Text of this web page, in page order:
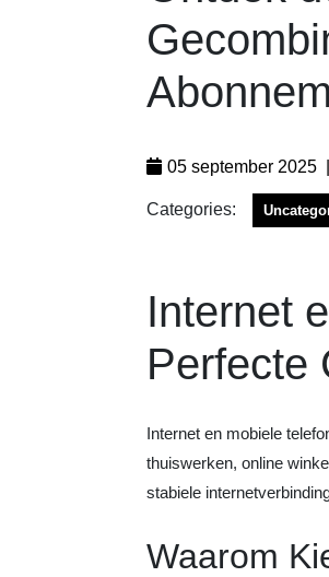
05 september 2025
Categories:
Internet
Perfecte
Internet en mobiele
thuiswerken, online
stabiele
Waarom